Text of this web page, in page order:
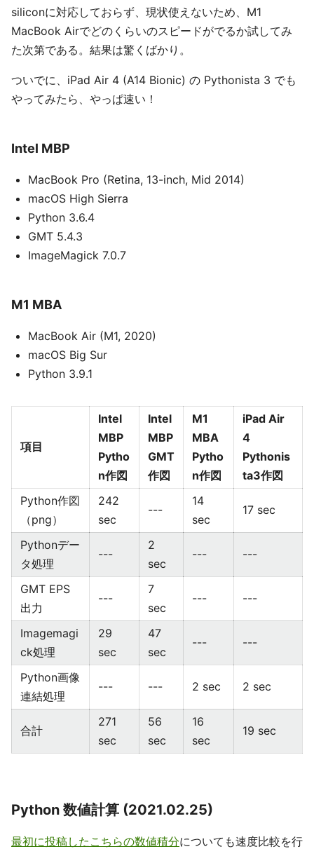
siliconに対応しておらず、現状使えないため、M1
MacBook Airでどのくらいのスピードがでるか試してみ
た次第である。結果は驚くばかり。
ついでに、iPad Air 4 (A14 Bionic) の Pythonista 3 でも
やってみたら、やっぱ速い！
Intel MBP
MacBook Pro (Retina, 13-inch, Mid 2014)
macOS High Sierra
Python 3.6.4
GMT 5.4.3
ImageMagick 7.0.7
M1 MBA
MacBook Air (M1, 2020)
macOS Big Sur
Python 3.9.1
項目
Intel
MBP
Pytho
n作図
Intel
MBP
GMT
作図
M1
MBA
Pytho
n作図
iPad Air
4
Pythonis
ta3作図
Python作図
（png）
242
sec
---
14
sec
17 sec
Pythonデー
タ処理
---
2
sec
--- ---
GMT EPS
出力
---
7
sec
--- ---
Imagemagi
ck処理
29
sec
47
sec
--- ---
Python画像
連結処理
--- --- 2 sec 2 sec
合計
271
sec
56
sec
16
sec
19 sec
Python 数値計算 (2021.02.25)
最初に投稿したこちらの数値積分についても速度比較を行